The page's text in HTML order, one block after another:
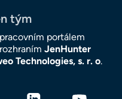
tým
portálem
JenHunter
Technologies, s. r. o.